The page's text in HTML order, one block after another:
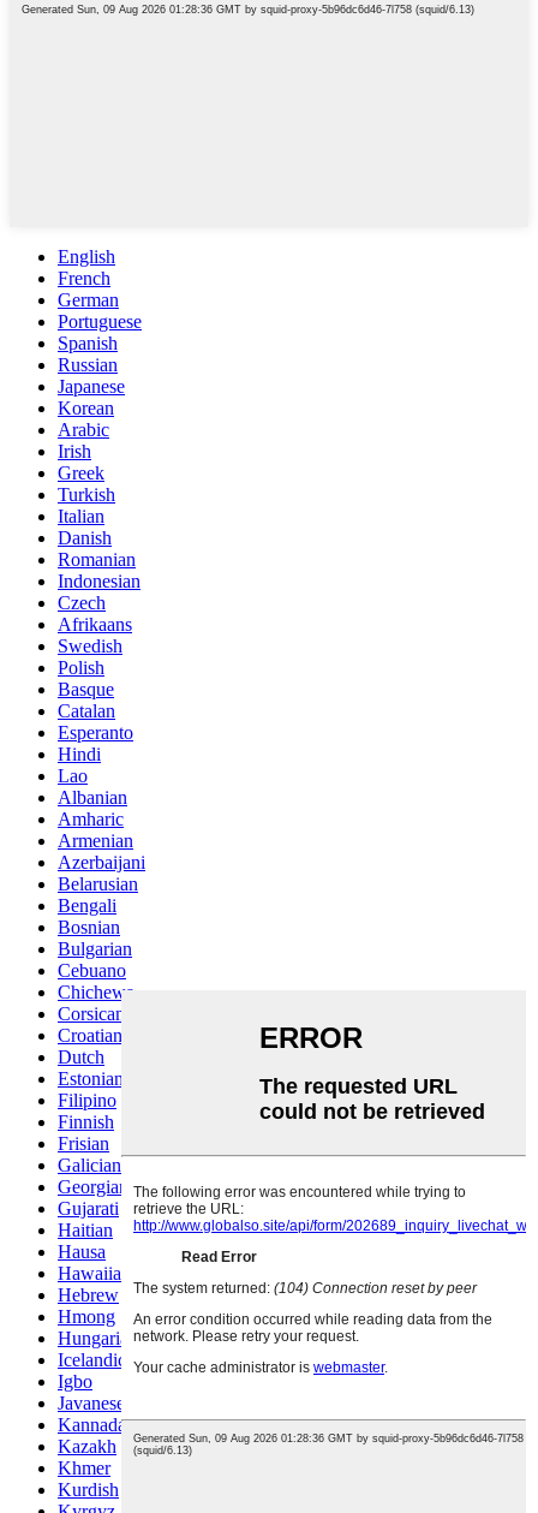
English
French
German
Portuguese
Spanish
Russian
Japanese
Korean
Arabic
Irish
Greek
Turkish
Italian
Danish
Romanian
Indonesian
Czech
Afrikaans
Swedish
Polish
Basque
Catalan
Esperanto
Hindi
Lao
Albanian
Amharic
Armenian
Azerbaijani
Belarusian
Bengali
Bosnian
Bulgarian
Cebuano
Chichewa
Corsican
Croatian
Dutch
Estonian
Filipino
Finnish
Frisian
Galician
Georgian
Gujarati
Haitian
Hausa
Hawaiian
Hebrew
Hmong
Hungarian
Icelandic
Igbo
Javanese
Kannada
Kazakh
Khmer
Kurdish